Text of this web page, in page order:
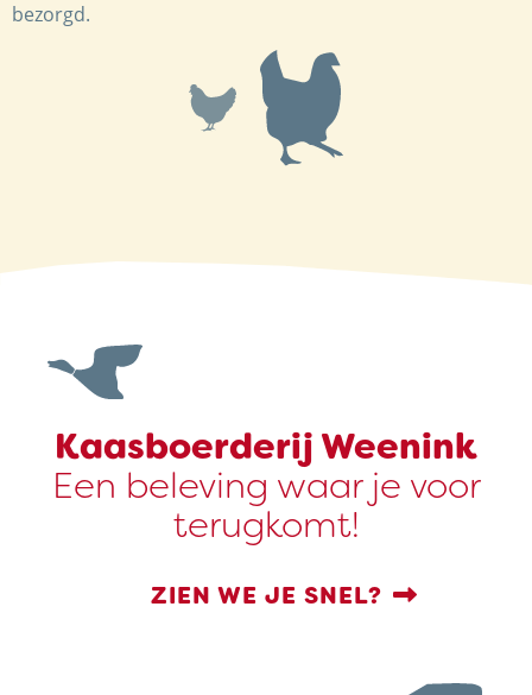
bezorgd.
Kaasboerderij Weenink
Een beleving waar je voor
terugkomt!
ZIEN WE JE SNEL?